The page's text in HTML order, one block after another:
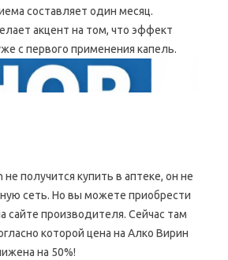
составляет один месяц.
акцент на том, что эффект
с первого применения капель.
получится купить в аптеке, он не
сеть. Но вы можете приобрести
сайте производителя. Сейчас там
которой цена на Алко Вирин
на 50%!